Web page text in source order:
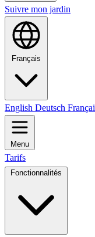
Suivre mon jardin
Français
English Deutsch
Menu
Tarifs
Fonctionnalités